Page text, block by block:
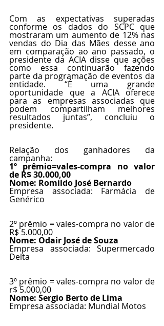
Com as expectativas superadas
conforme os dados do SCPC que
mostraram um aumento de 12% nas
vendas do Dia das Mães desse ano
em comparação ao ano passado, o
presidente da ACIA disse que ações
como essa continuarão fazendo
parte da programação de eventos da
entidade. “É uma grande
oportunidade que a ACIA oferece
para as empresas associadas que
podem compartilham melhores
resultados juntas”, concluiu o
presidente.
Relação dos ganhadores da
campanha:
1º prêmio=vales-compra no valor
de R$ 30.000,00
Nome: Romildo José Bernardo
Empresa associada: Farmácia de
Genérico
2º prêmio = vales-compra no valor de
R$ 5.000,00
Nome: Odair José de Souza
Empresa associada: Supermercado
Delta
3º prêmio = vales-compra no valor de
r$ 5.000,00
Nome: Sergio Berto de Lima
Empresa associada: Mundial Motos